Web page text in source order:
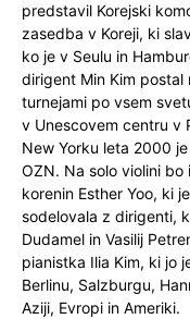
predstavil Korejski
zasedba v Koreji, ki
ko je v Seulu in
dirigent Min Kim postal
turnejami po vsem
v Unescovem centru v
New Yorku leta 2000
OZN. Na solo violini
korenin Esther Yoo, ki
sodelovala z dirigenti,
Dudamel in Vasilij
pianistka Ilia Kim, ki jo
Berlinu, Salzburgu,
Aziji, Evropi in Ameriki.